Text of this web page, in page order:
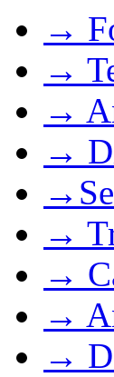
→
→
→
→
→
→
→
→